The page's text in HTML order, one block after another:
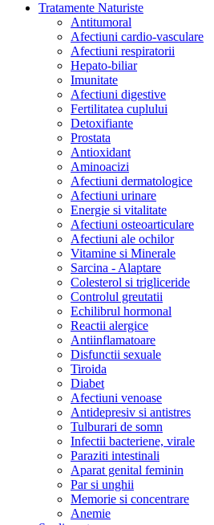
Tratamente Naturiste
Antitumoral
Afectiuni cardio-vasculare
Afectiuni respiratorii
Hepato-biliar
Imunitate
Afectiuni digestive
Fertilitatea cuplului
Detoxifiante
Prostata
Antioxidant
Aminoacizi
Afectiuni dermatologice
Afectiuni urinare
Energie si vitalitate
Afectiuni osteoarticulare
Afectiuni ale ochilor
Vitamine si Minerale
Sarcina - Alaptare
Colesterol si trigliceride
Controlul greutatii
Echilibrul hormonal
Reactii alergice
Antiinflamatoare
Disfunctii sexuale
Tiroida
Diabet
Afectiuni venoase
Antidepresiv si antistres
Tulburari de somn
Infectii bacteriene, virale
Paraziti intestinali
Aparat genital feminin
Par si unghii
Memorie si concentrare
Anemie